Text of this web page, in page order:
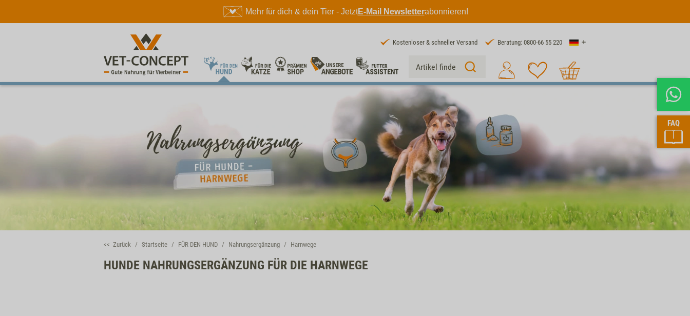
Mehr für dich & dein Tier - JetztE-Mail Newsletterabonnieren!
FAQ
Kostenloser & schneller Versand Beratung: 0800-66 55 220 Land
Suche 1
<< Zurück Startseite FÜR DEN HUND Nahrungsergänzung Harnwege
HUNDE NAHRUNGSERGÄNZUNG FÜR DIE HARNWEGE